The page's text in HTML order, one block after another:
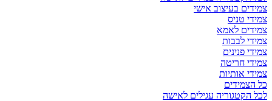
צמידים בעיצוב אישי
צמידי טניס
צמידים לאמא
צמידי לבבות
צמידי פנינים
צמידי חריטה
צמידי אותיות
כל הצמידים
לכל הקטגוריה עגילים לאישה